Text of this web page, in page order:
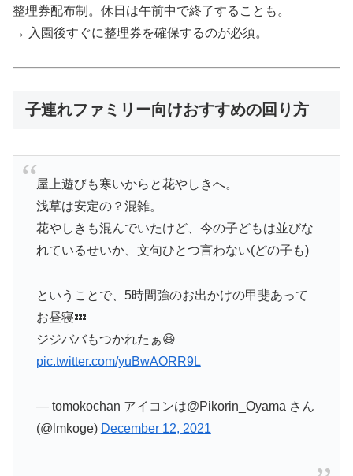
整理券配布制。休日は午前中で終了することも。
→ 入園後すぐに整理券を確保するのが必須。
子連れファミリー向けおすすめの回り方
屋上遊びも寒いからと花やしきへ。
浅草は安定の？混雑。
花やしきも混んでいたけど、今の子どもは並びな
れているせいか、文句ひとつ言わない(どの子も)
ということで、5時間強のお出かけの甲斐あって
お昼寝💤
ジジババもつかれたぁ😆
pic.twitter.com/yuBwAORR9L
— tomokochan アイコンは@Pikorin_Oyama さん
(@lmkoge) December 12, 2021